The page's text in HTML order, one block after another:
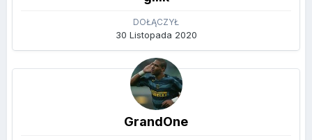
DOŁĄCZYŁ
30 Listopada 2020
GrandOne